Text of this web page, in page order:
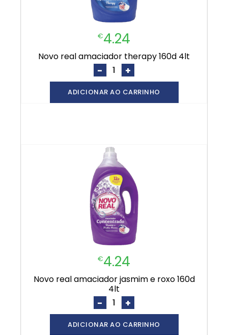
€4.24
novo real amaciador therapy 160d 4lt
- +
ADICIONAR AO CARRINHO
€4.24
novo real amaciador jasmim e roxo 160d
4lt
- +
ADICIONAR AO CARRINHO